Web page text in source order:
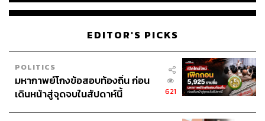
EDITOR'S PICKS
POLITICS
มหากาพย์โกงข้อสอบท้องถิ่น ก่อน
เดินหน้าสู่จุดจบในสัปดาห์นี้
621